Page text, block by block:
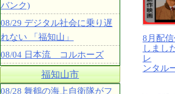
8月配
しまし
レ
ンタル
バンク)
08/29 デジタル社会に乗り遅
れない 「福知山」
08/04 日本流 コルホーズ
福知山市
08/28 舞鶴の海上自衛隊がフ